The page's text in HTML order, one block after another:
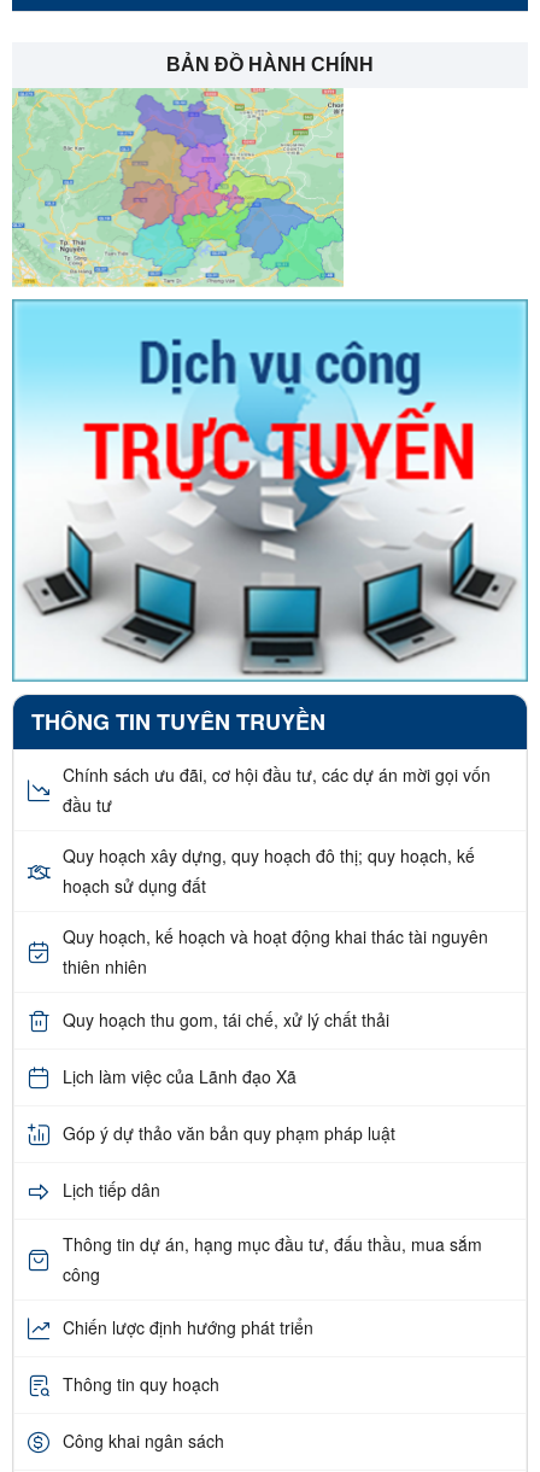
BẢN ĐỒ HÀNH CHÍNH
THÔNG TIN TUYÊN TRUYỀN
Chính sách ưu đãi, cơ hội đầu tư, các dự án mời gọi vốn
đầu tư
Quy hoạch xây dựng, quy hoạch đô thị; quy hoạch, kế
hoạch sử dụng đất
Quy hoạch, kế hoạch và hoạt động khai thác tài nguyên
thiên nhiên
Quy hoạch thu gom, tái chế, xử lý chất thải
Lịch làm việc của Lãnh đạo Xã
Góp ý dự thảo văn bản quy phạm pháp luật
Lịch tiếp dân
Thông tin dự án, hạng mục đầu tư, đấu thầu, mua sắm
công
Chiến lược định hướng phát triển
Thông tin quy hoạch
Công khai ngân sách